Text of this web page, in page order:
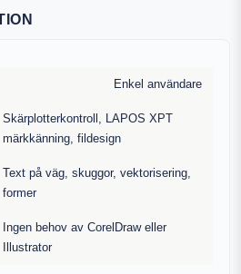
Enkel användare
Skärplotterkontroll, LAPOS XPT
märkkänning, fildesign
Text på väg, skuggor, vektorisering,
former
Ingen behov av CorelDraw eller
Illustrator